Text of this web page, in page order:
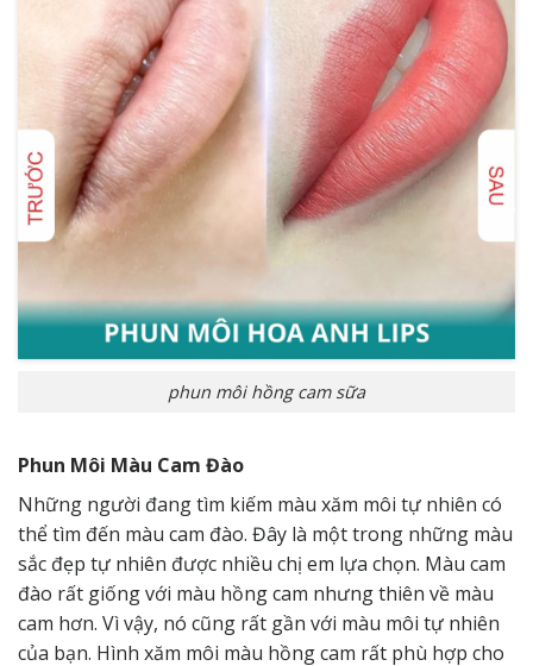
phun môi hồng cam sữa
Phun Môi Màu Cam Đào
Những người đang tìm kiếm màu xăm môi tự nhiên có
thể tìm đến màu cam đào. Đây là một trong những màu
sắc đẹp tự nhiên được nhiều chị em lựa chọn. Màu cam
đào rất giống với màu hồng cam nhưng thiên về màu
cam hơn. Vì vậy, nó cũng rất gần với màu môi tự nhiên
của bạn. Hình xăm môi màu hồng cam rất phù hợp cho